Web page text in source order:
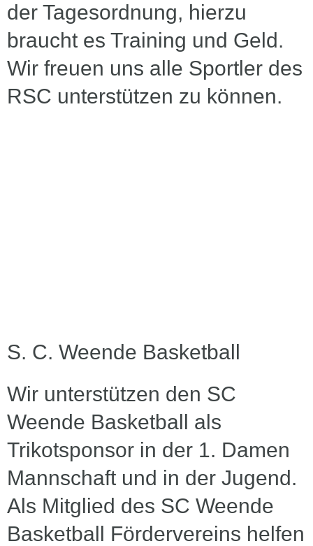
der Tagesordnung, hierzu
braucht es Training und Geld.
Wir freuen uns alle Sportler des
RSC unterstützen zu können.
S. C. Weende Basketball
Wir unterstützen den SC
Weende Basketball als
Trikotsponsor in der 1. Damen
Mannschaft und in der Jugend.
Als Mitglied des SC Weende
Basketball Fördervereins helfen